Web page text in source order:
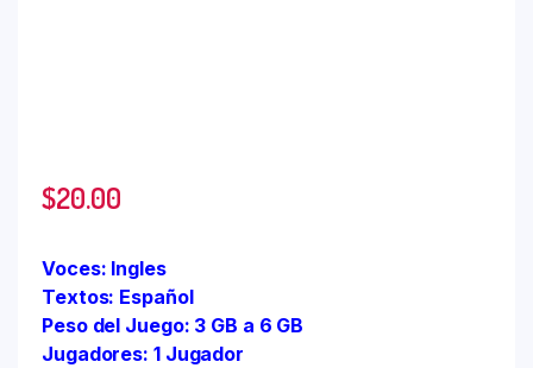
$20.00
Voces: Ingles
Textos: Español
Peso del Juego: 3 GB a 6 GB
Jugadores: 1 Jugador